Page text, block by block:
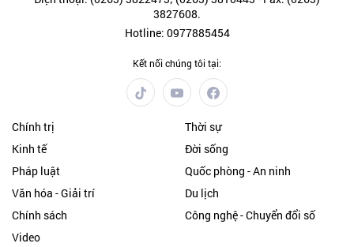
3827608.
Hotline: 0977885454
Kết nối chúng tôi tại:
Chính trị
Thời sự
Kinh tế
Đời sống
Pháp luật
Quốc phòng - An ninh
Văn hóa - Giải trí
Du lịch
Chính sách
Công nghệ - Chuyển đổi số
Video